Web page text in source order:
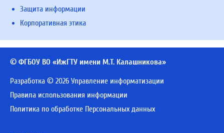
Защита информации
Корпоративная этика
© ФГБОУ ВО «ИжГТУ имени М.Т. Калашникова»
Разработка © 2026 Управление информатизации
Правила использования информации
Политика по обработке Персональных данных